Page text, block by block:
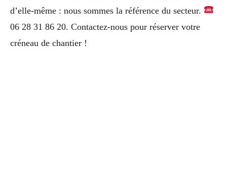
d’elle-même : nous sommes la référence du secteur.
06 28 31 86 20. Contactez-nous pour réserver votre
créneau de chantier !